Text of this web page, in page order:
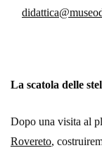
La scatola delle
Dopo una visita al
Rovereto,